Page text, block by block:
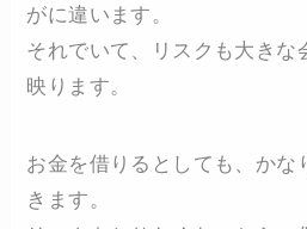
がに違います。
それでいて、リスクも大きな
映ります。
お金を借りるとしても、かな
きます。